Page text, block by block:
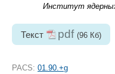
Институт ядерных
Текст pdf (96 Кб)
PACS: 01.90.+g